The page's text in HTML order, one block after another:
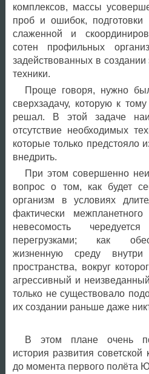
комплексов, массы
проб и ошибок, подготовки
слаженной и
сотен профильных
задействованных в создании
техники.
Проще говоря, нужно
сверхзадачу, которую к
решал. В этой задаче
отсутствие необходимых
которые только предстояло
внедрить.
При этом совершенно
вопрос о том, как будет
организм в условиях
фактически
невесомость
перегрузками; как
жизненную среду внутри
пространства, вокруг
агрессивный и
только не существовало
их создании раньше даже
В этом плане очень
история развития
до момента первого полёта